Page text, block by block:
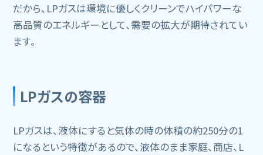
だから、LPガスは環境に優しくクリーンでハイパワーな
高品質のエネルギーとして、需要の拡大が期待されてい
ます。
LPガスの容器
LPガスは、液体にすると気体の時の体積の約250分の1
になるという特徴があるので、液体のまま家庭、商店、L